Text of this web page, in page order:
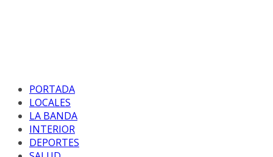
PORTADA
LOCALES
LA BANDA
INTERIOR
DEPORTES